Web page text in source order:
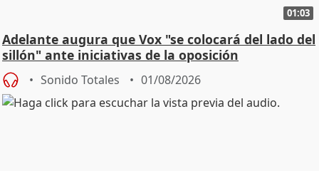
01:03
Adelante augura que Vox "se colocará del lado del
sillón" ante iniciativas de la oposición
Sonido Totales 01/08/2026